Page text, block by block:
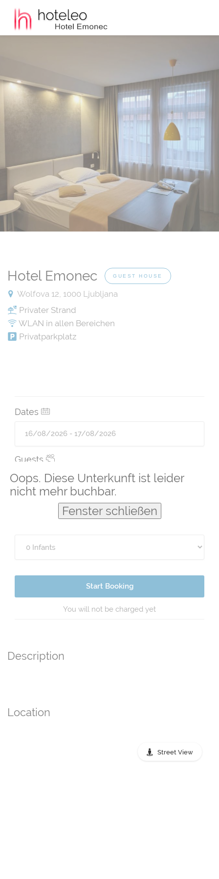
Oops. Diese Unterkunft ist leider
nicht mehr buchbar.
Fenster schließen
Hotel Emonec GUEST HOUSE
Wolfova 12, 1000 Ljubljana
Privater Strand
WLAN in allen Bereichen
Privatparkplatz
Dates
Guests
Start Booking
You will not be charged yet
Description
Location
Street View